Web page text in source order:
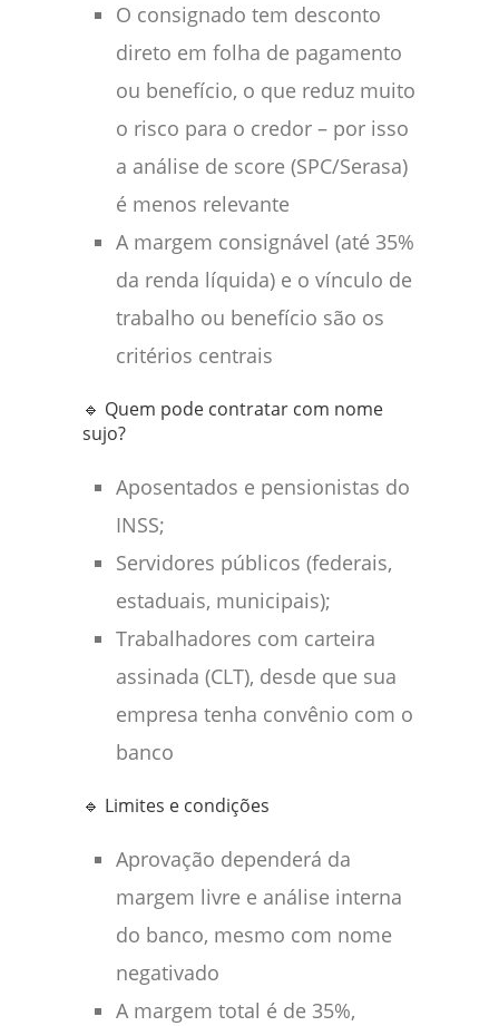
O consignado tem desconto
direto em folha de pagamento
ou benefício, o que reduz muito
o risco para o credor – por isso
a análise de score (SPC/Serasa)
é menos relevante
A margem consignável (até 35%
da renda líquida) e o vínculo de
trabalho ou benefício são os
critérios centrais
🔹 Quem pode contratar com nome
sujo?
Aposentados e pensionistas do
INSS;
Servidores públicos (federais,
estaduais, municipais);
Trabalhadores com carteira
assinada (CLT), desde que sua
empresa tenha convênio com o
banco
🔹 Limites e condições
Aprovação dependerá da
margem livre e análise interna
do banco, mesmo com nome
negativado
A margem total é de 35%,